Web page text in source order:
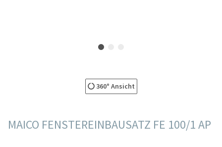
360° Ansicht
MAICO FENSTEREINBAUSATZ FE 100/1 AP